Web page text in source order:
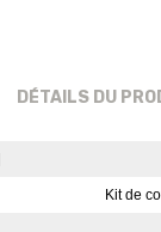
DÉTAILS DU
Kit de